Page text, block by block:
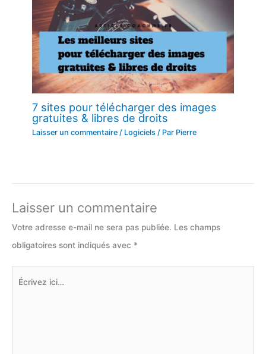
7 sites pour télécharger des images
gratuites & libres de droits
Laisser un commentaire / Logiciels / Par Pierre
Laisser un commentaire
Votre adresse e-mail ne sera pas publiée. Les champs
obligatoires sont indiqués avec *